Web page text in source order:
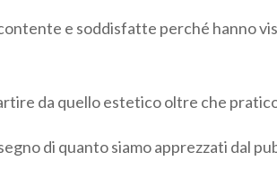
e soddisfatte perché hanno
da quello estetico oltre che
di quanto siamo apprezzati dal